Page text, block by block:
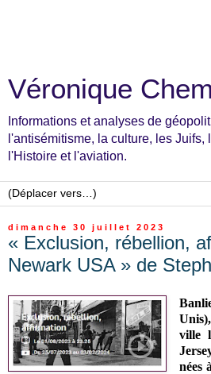
Véronique
Informations et analyses de
l'antisémitisme, la culture, les Juifs,
l'Histoire et l'aviation.
dimanche 30 juillet 2023
« Exclusion, rébellion,
Newark USA » de
Unis),
ville
nées